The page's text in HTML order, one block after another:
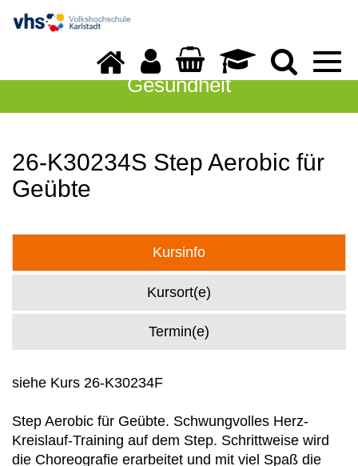
Gesundheit
26-K30234S Step Aerobic für
Geübte
Kursinfo
Kursort(e)
Termin(e)
siehe Kurs 26-K30234F
Step Aerobic für Geübte. Schwungvolles Herz-
Kreislauf-Training auf dem Step. Schrittweise wird
die Choreografie erarbeitet und mit viel Spaß die